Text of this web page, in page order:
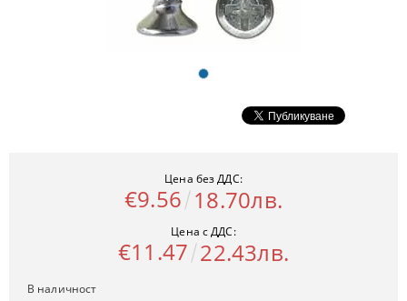
Цена без ДДС:
€9.56 18.70лв.
Цена с ДДС:
€11.47 22.43лв.
В наличност